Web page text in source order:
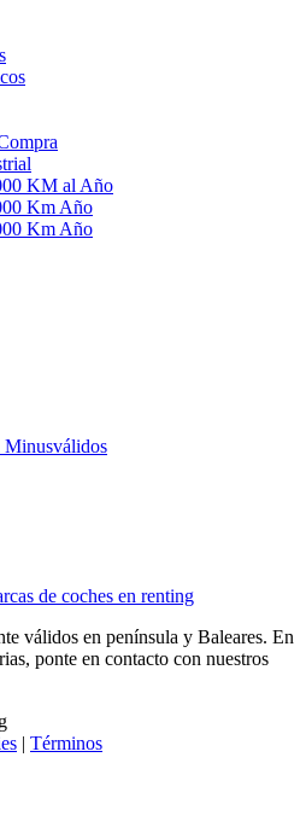
KM al Año
Km Año
Km Año
Minusválidos
de coches en renting
válidos en península y Baleares. En
ponte en contacto con nuestros
| Términos